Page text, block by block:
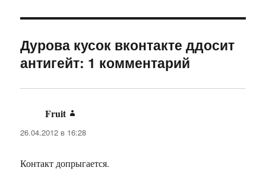
Дурова кусок вконтакте ддосит
антигейт: 1 комментарий
Fruit
26.04.2012 в 16:28
Контакт допрыгается.